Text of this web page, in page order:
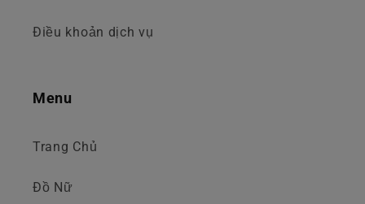
Điều khoản dịch vụ
Menu
Trang Chủ
Đồ Nữ